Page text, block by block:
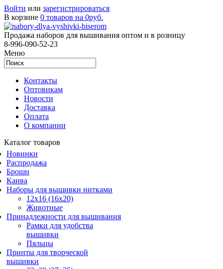
Войти или зарегистрироваться
В корзине 0 товаров на 0руб.
Продажа наборов для вышивания оптом и в розницу
8-996-090-52-23
Меню
Контакты
Оптовикам
Новости
Доставка
Оплата
О компании
Каталог товаров
Новинки
Распродажа
Броши
Канва
Наборы для вышивки нитками
12x16 (16x20)
Животные
Принадлежности для вышивания
Рамки для удобства
вышивки
Пяльцы
Принты для творческой
вышивки